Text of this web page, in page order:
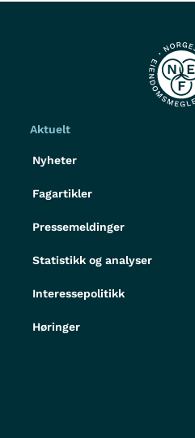
Aktuelt
Nyheter
Fagartikler
Pressemeldinger
Statistikk og analyser
Interessepolitikk
Høringer